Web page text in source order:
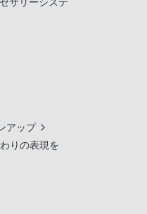
サリーシステ
アップ
りの表現を